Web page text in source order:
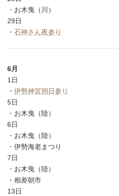
・お木曳（川）
29日
・ 石神さん夜参り
6月
1日
・ 伊勢神宮朔日参り
5日
・お木曳（陸）
6日
・お木曳（陸）
・伊勢海老まつり
7日
・お木曳（陸）
・相差朝市
13日